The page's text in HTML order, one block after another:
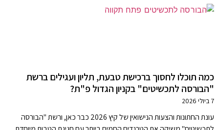
כמה תוכלו לחסוך ברכישת טבעת, תליון ועגילים ברשת
"הבורסה לתכשיטים" בקניון הגדול פ"ת?
7 ביולי 2026
עונת החתונות והצעות הנישואין של קיץ 2026 כבר כאן, ורשת "הבורסה